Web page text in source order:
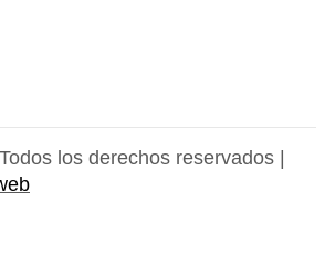
los derechos reservados |